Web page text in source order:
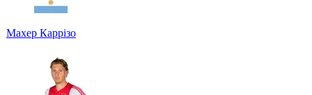
Махер Каррізо